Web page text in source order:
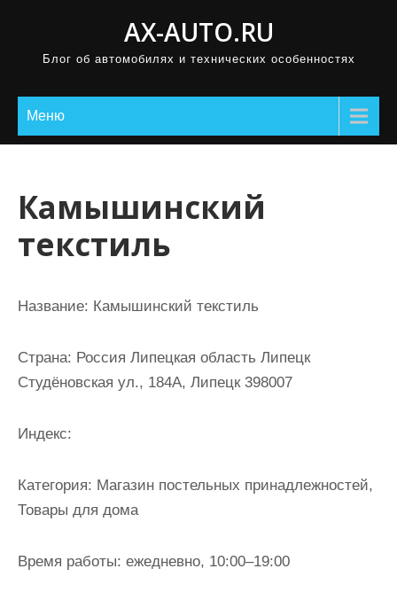
AX-AUTO.RU
Блог об автомобилях и технических особенностях
Меню
Камышинский
текстиль
Название: Камышинский текстиль
Страна: Россия Липецкая область Липецк
Студёновская ул., 184А, Липецк 398007
Индекс:
Категория: Магазин постельных принадлежностей,
Товары для дома
Время работы: ежедневно, 10:00–19:00